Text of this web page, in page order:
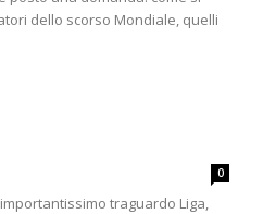
dello scorso Mondiale, quelli
0
traguardo Liga,